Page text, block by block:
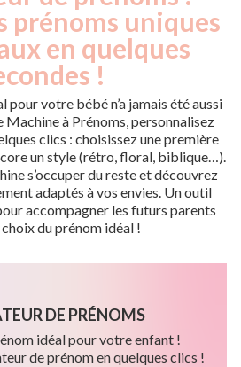
prénoms uniques
en quelques
!
pour votre bébé n’a jamais été aussi
Machine à Prénoms, personnalisez
clics : choisissez une première
un style (rétro, floral, biblique…).
s’occuper du reste et découvrez
adaptés à vos envies. Un outil
accompagner les futurs parents
du prénom idéal !
DE PRÉNOMS
idéal pour votre enfant !
de prénom en quelques clics !